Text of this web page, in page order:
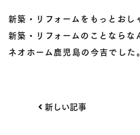
新築・リフォームをもっとおし
新築・リフォームのことならな
ネオホーム鹿児島の今吉でした。
投新しい記事